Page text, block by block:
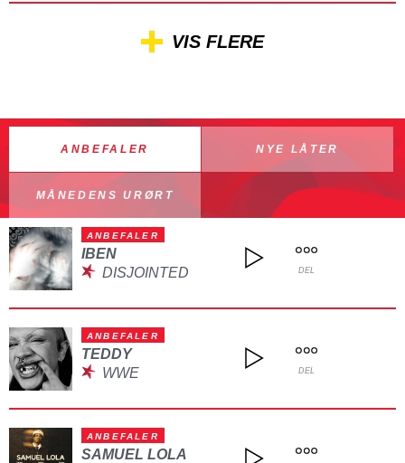
VIS FLERE
ANBEFALER NYE LÅTER
MÅNEDENS URØRT
ANBEFALER
IBEN
DISJOINTED
DEL
ANBEFALER
TEDDY
WWE
DEL
ANBEFALER
SAMUEL LOLA